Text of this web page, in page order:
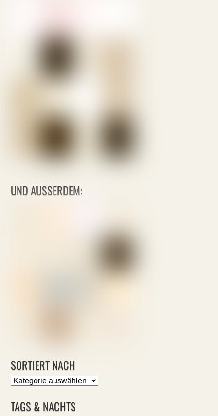
UND AUSSERDEM:
SORTIERT NACH
Sortiert
TAGS & NACHTS